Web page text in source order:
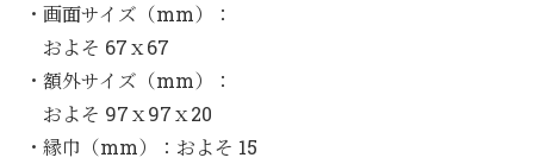
・画面サイズ（mm）：
およそ 67ｘ67
・額外サイズ（mm）：
およそ 97ｘ97ｘ20
・縁巾（mm）：およそ 15